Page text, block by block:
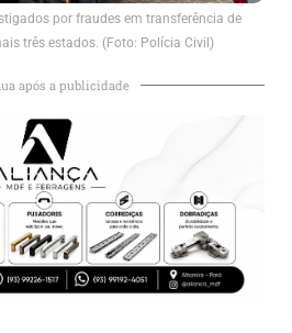
por fraudes em transferência de
três estados. (Foto: Polícia Civil)
após a publicidade